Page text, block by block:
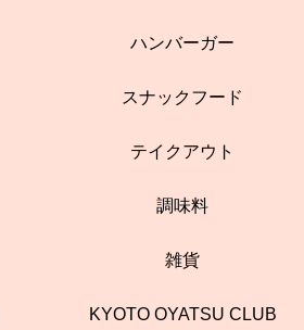
ハンバーガー
スナックフード
テイクアウト
調味料
雑貨
KYOTO OYATSU CLUB